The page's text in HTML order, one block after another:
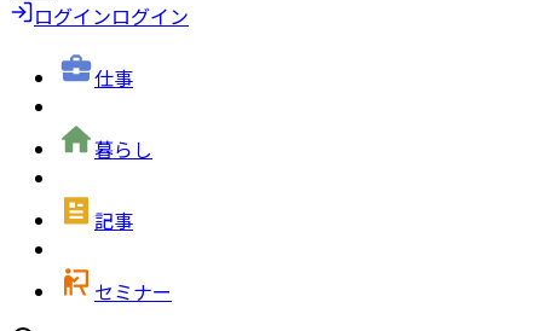
ログインログイン
仕事
暮らし
記事
セミナー